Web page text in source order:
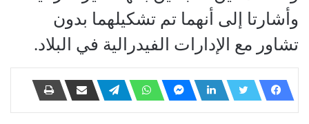
وأشارتا إلى أنهما تم تشكيلهما بدون
تشاور مع الإدارات الفيدرالية في البلاد.